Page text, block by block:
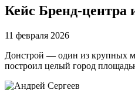
Кейс Бренд-центра
11 февраля 2026
Донстрой — один из крупных
построил целый город